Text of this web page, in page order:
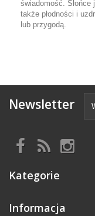
świadomość.
także płodności i
lub przygodą.
Newsletter
Kategorie
Informacja